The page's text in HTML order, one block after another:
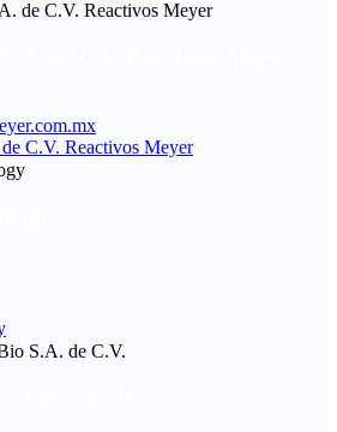
C.V. Reactivos Meyer